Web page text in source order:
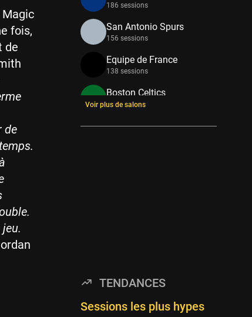
fois,
de
de
186 sessions
San Antonio Spurs
156 sessions
Equipe de France
138 sessions
Boston Celtics
133 sessions
New York Knicks
Philadelphia Sixers
89 sessions
Voir plus de salons
TENDANCES
Sessions les plus hypes